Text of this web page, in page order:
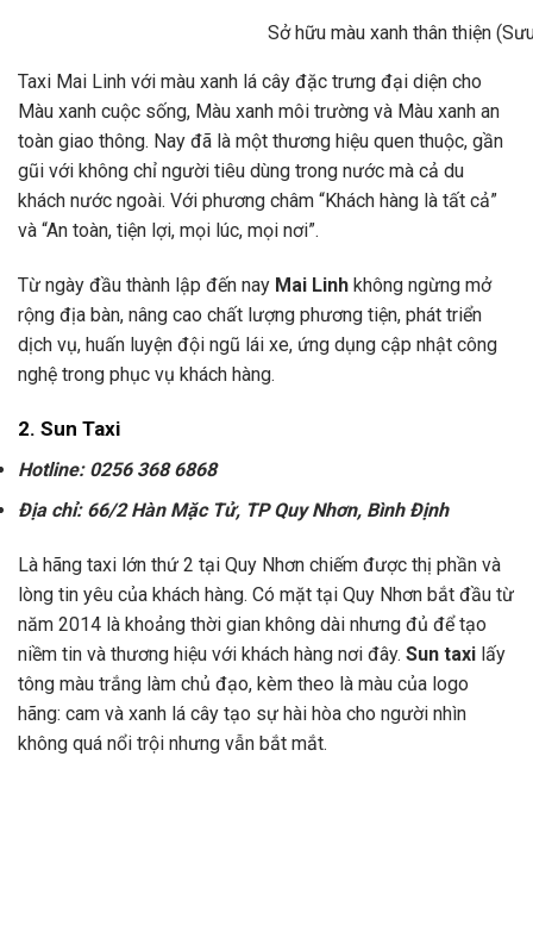
Sở hữu màu xanh thân thiện
Taxi Mai Linh với màu xanh lá cây đặc trưng đại diện cho
Màu xanh cuộc sống, Màu xanh môi trường và Màu xanh an
toàn giao thông. Nay đã là một thương hiệu quen thuộc, gần
gũi với không chỉ người tiêu dùng trong nước mà cả du
khách nước ngoài. Với phương châm “Khách hàng là tất cả”
và “An toàn, tiện lợi, mọi lúc, mọi nơi”.
Từ ngày đầu thành lập đến nay Mai Linh không ngừng mở
rộng địa bàn, nâng cao chất lượng phương tiện, phát triển
dịch vụ, huấn luyện đội ngũ lái xe, ứng dụng cập nhật công
nghệ trong phục vụ khách hàng.
2. Sun Taxi
Hotline: 0256 368 6868
Địa chỉ: 66/2 Hàn Mặc Tử, TP Quy Nhơn, Bình Định
Là hãng taxi lớn thứ 2 tại Quy Nhơn chiếm được thị phần và
lòng tin yêu của khách hàng. Có mặt tại Quy Nhơn bắt đầu từ
năm 2014 là khoảng thời gian không dài nhưng đủ để tạo
niềm tin và thương hiệu với khách hàng nơi đây. Sun taxi lấy
tông màu trắng làm chủ đạo, kèm theo là màu của logo
hãng: cam và xanh lá cây tạo sự hài hòa cho người nhìn
không quá nổi trội nhưng vẫn bắt mắt.